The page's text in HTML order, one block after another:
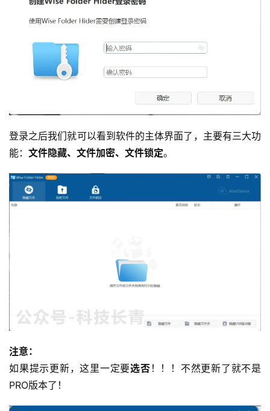
登录之后我们就可以看到软件的主体界面了，主要有三大功
能： 文件隐藏、文件加密、文件锁定。
注意：
如果提示更新，这里一定要选否 ！！！不然更新了就不是
PRO版本了！